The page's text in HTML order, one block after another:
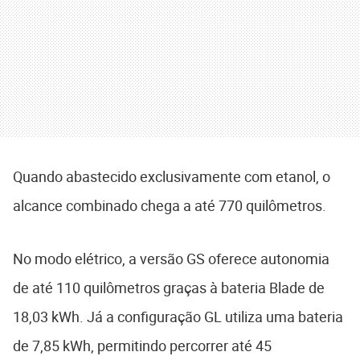
Quando abastecido exclusivamente com etanol, o
alcance combinado chega a até 770 quilômetros.
No modo elétrico, a versão GS oferece autonomia
de até 110 quilômetros graças à bateria Blade de
18,03 kWh. Já a configuração GL utiliza uma bateria
de 7,85 kWh, permitindo percorrer até 45